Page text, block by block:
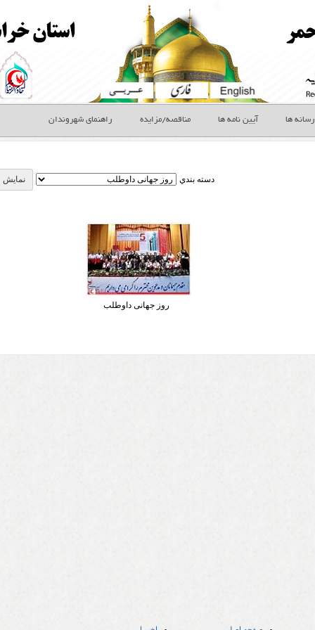
رسانه ها آیین نامه ها مناقصه/مزایده راهنمای شهروندان
دسته بندي
روز جهانی داوطلب